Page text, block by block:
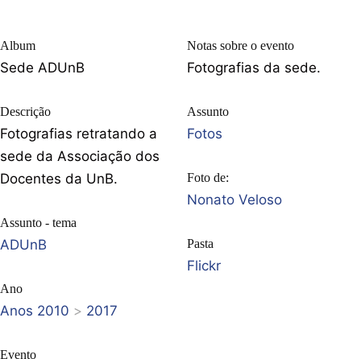
Album
Sede ADUnB
Descrição
Fotografias retratando a
sede da Associação dos
Docentes da UnB.
Assunto - tema
ADUnB
Ano
Anos 2010 > 2017
Evento
Notas sobre o evento
Fotografias da sede.
Assunto
Fotos
Foto de:
Nonato Veloso
Pasta
Flickr